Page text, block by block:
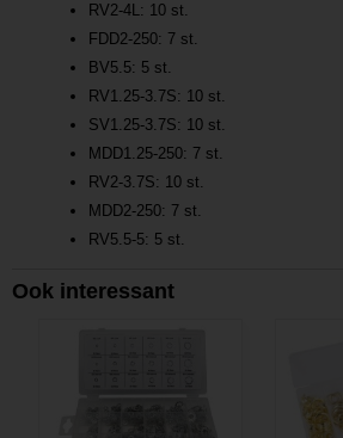
RV2-4L: 10 st.
FDD2-250: 7 st.
BV5.5: 5 st.
RV1.25-3.7S: 10 st.
SV1.25-3.7S: 10 st.
MDD1.25-250: 7 st.
RV2-3.7S: 10 st.
MDD2-250: 7 st.
RV5.5-5: 5 st.
Ook interessant